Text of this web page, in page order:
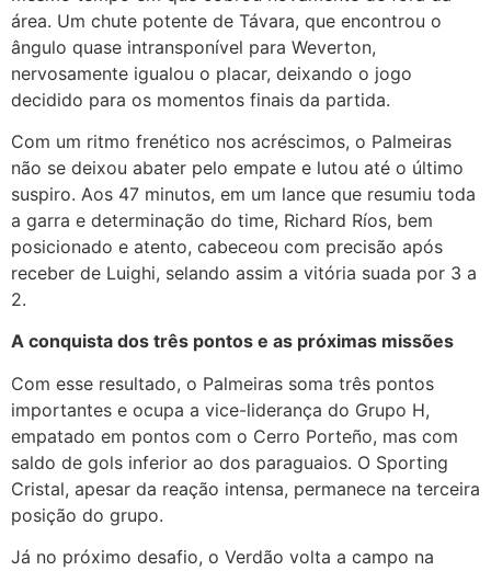
área. Um chute potente de Távara, que encontrou o
ângulo quase intransponível para Weverton,
nervosamente igualou o placar, deixando o jogo
decidido para os momentos finais da partida.
Com um ritmo frenético nos acréscimos, o Palmeiras
não se deixou abater pelo empate e lutou até o último
suspiro. Aos 47 minutos, em um lance que resumiu toda
a garra e determinação do time, Richard Ríos, bem
posicionado e atento, cabeceou com precisão após
receber de Luighi, selando assim a vitória suada por 3 a
2.
A conquista dos três pontos e as próximas missões
Com esse resultado, o Palmeiras soma três pontos
importantes e ocupa a vice-liderança do Grupo H,
empatado em pontos com o Cerro Porteño, mas com
saldo de gols inferior ao dos paraguaios. O Sporting
Cristal, apesar da reação intensa, permanece na terceira
posição do grupo.
Já no próximo desafio, o Verdão volta a campo na